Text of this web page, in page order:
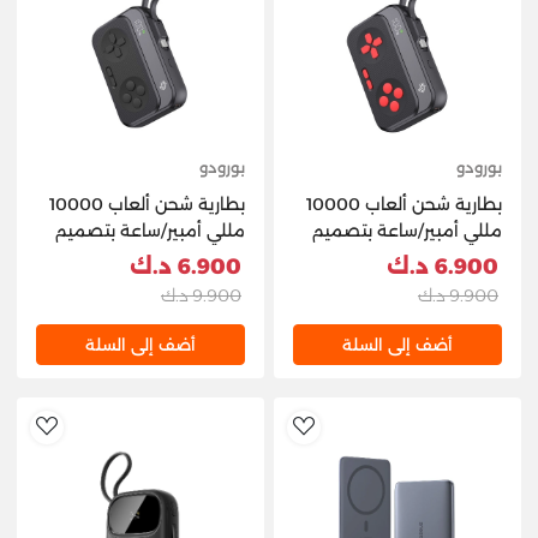
بورودو
بطارية شحن ألعاب 10000
مللي أمبير/ساعة بتصميم
جهاز تحكم - أسود/أحمر من
6.900 د.ك
9.900 د.ك
أضف إلى السلة
بورودو
بطارية شحن ألعاب 10000
مللي أمبير/ساعة بتصميم
جهاز تحكم - أسود من
6.900 د.ك
9.900 د.ك
أضف إلى السلة
AddToWishlist